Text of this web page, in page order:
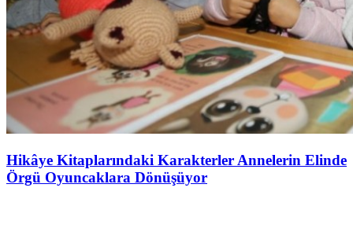
Hikâye Kitaplarındaki Karakterler Annelerin Elinde
Örgü Oyuncaklara Dönüşüyor